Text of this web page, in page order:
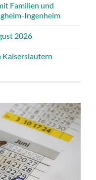
Familien und
Ingenheim
2026
Kaiserslautern